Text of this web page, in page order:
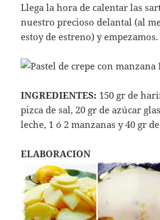
Llega la hora de calentar las
nuestro precioso delantal (al
estoy de estreno) y empezamos.
INGREDIENTES: 150 gr de
pizca de sal, 20 gr de azúcar
leche, 1 ó 2 manzanas y 40 gr
ELABORACION